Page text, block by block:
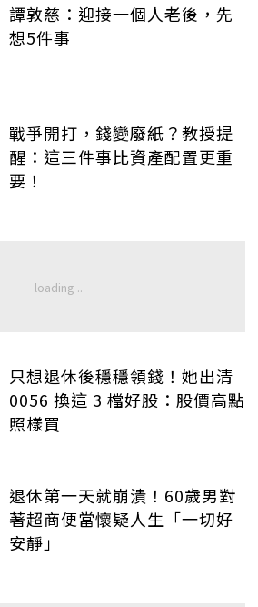
譚敦慈：迎接一個人老後，先
想5件事
戰爭開打，錢變廢紙？教授提
醒：這三件事比資產配置更重
要！
只想退休後穩穩領錢！她出清
0056 換這 3 檔好股：股價高點
照樣買
退休第一天就崩潰！60歲男對
著超商便當懷疑人生「一切好
安靜」